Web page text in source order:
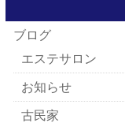
ブログ
エステサロン
お知らせ
古民家